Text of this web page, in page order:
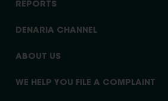
REPORTS
DENARIA CHANNEL
ABOUT US
WE HELP YOU FILE A COMPLAINT